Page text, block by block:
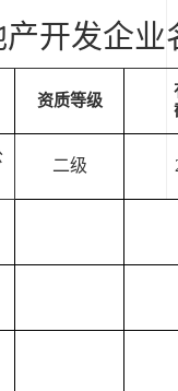
开发企业
资质等级
二级